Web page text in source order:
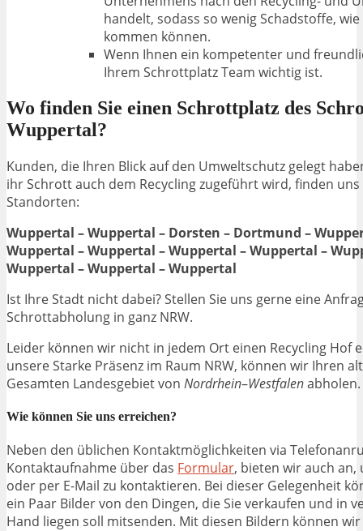
handelt, sodass so wenig Schadstoffe,
kommen können.
Wenn Ihnen ein kompetenter und
Ihrem Schrottplatz Team wichtig ist.
Wo finden Sie einen Schrottplatz des
Wuppertal?
Kunden, die Ihren Blick auf den Umweltschutz gelegt
ihr Schrott auch dem Recycling zugeführt wird, finden uns
Standorten:
Wuppertal – Wuppertal – Dorsten – Dortmund –
Wuppertal – Wuppertal – Wuppertal – Wuppertal –
Wuppertal – Wuppertal – Wuppertal
Ist Ihre Stadt nicht dabei? Stellen Sie uns gerne eine
Schrottabholung in ganz NRW.
Leider können wir nicht in jedem Ort einen Recycling Hof
unsere Starke Präsenz im Raum NRW, können wir Ihren
Gesamten Landesgebiet von Nordrhein–Westfalenabholen.
Wie können Sie uns erreichen?
Neben den üblichen Kontaktmöglichkeiten via
Kontaktaufnahme über das Formular, bieten wir auch
oder per E-Mail zu kontaktieren. Bei dieser Gelegenheit
ein Paar Bilder von den Dingen, die Sie verkaufen und in
Hand liegen soll mitsenden. Mit diesen Bildern können